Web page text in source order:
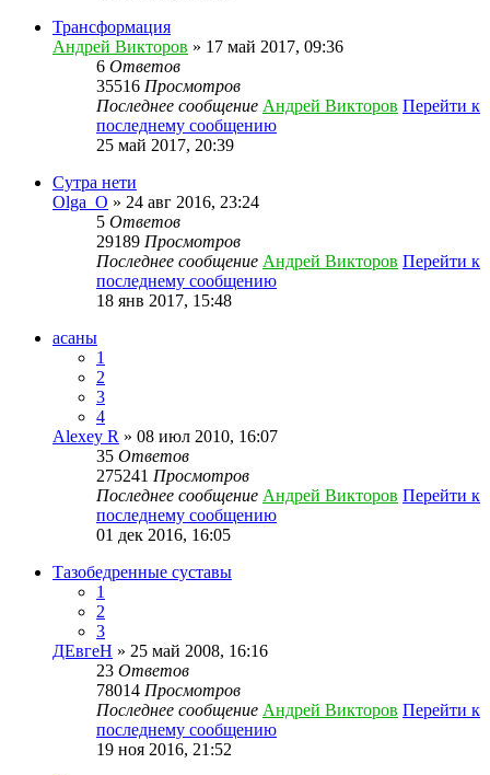
Трансформация
Андрей Викторов » 17 май 2017, 09:36
6 Ответов
35516 Просмотров
Последнее сообщение Андрей Викторов Перейти к
последнему сообщению
25 май 2017, 20:39
Сутра нети
Olga_O » 24 авг 2016, 23:24
5 Ответов
29189 Просмотров
Последнее сообщение Андрей Викторов Перейти к
последнему сообщению
18 янв 2017, 15:48
асаны
1
2
3
4
Alexey R » 08 июл 2010, 16:07
35 Ответов
275241 Просмотров
Последнее сообщение Андрей Викторов Перейти к
последнему сообщению
01 дек 2016, 16:05
Тазобедренные суставы
1
2
3
ДЕвгеН » 25 май 2008, 16:16
23 Ответов
78014 Просмотров
Последнее сообщение Андрей Викторов Перейти к
последнему сообщению
19 ноя 2016, 21:52